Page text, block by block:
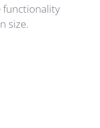
functionality
size.